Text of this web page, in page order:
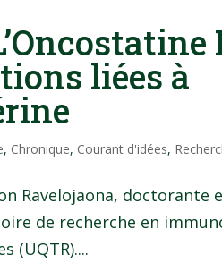
liées à
, Chronique, Courant d'idées,
Ravelojaona, doctorante
de recherche en
(UQTR)....